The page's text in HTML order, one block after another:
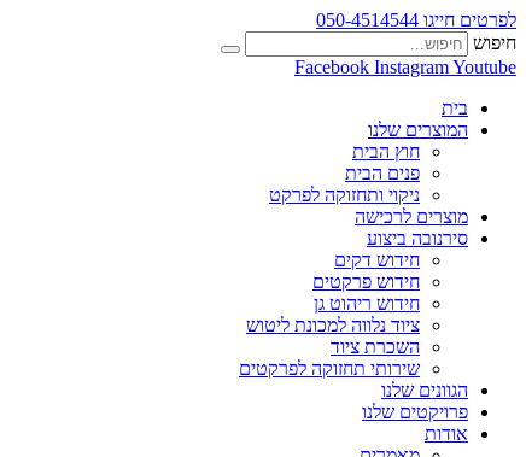
לפרטים חייגו 050-4514544
חיפוש
Facebook InstagramYoutube
בית
המוצרים שלנו
חוץ הבית
פנים הבית
ניקוי ותחזוקה לפרקט
מוצרים לרכישה
סירנובה ביצוע
חידוש דקים
חידוש פרקטים
חידוש ריהוט גן
ציוד נלווה למכונת ליטוש
השכרת ציוד
שירותי תחזוקה לפרקטים
הגוונים שלנו
פרויקטים שלנו
אודות